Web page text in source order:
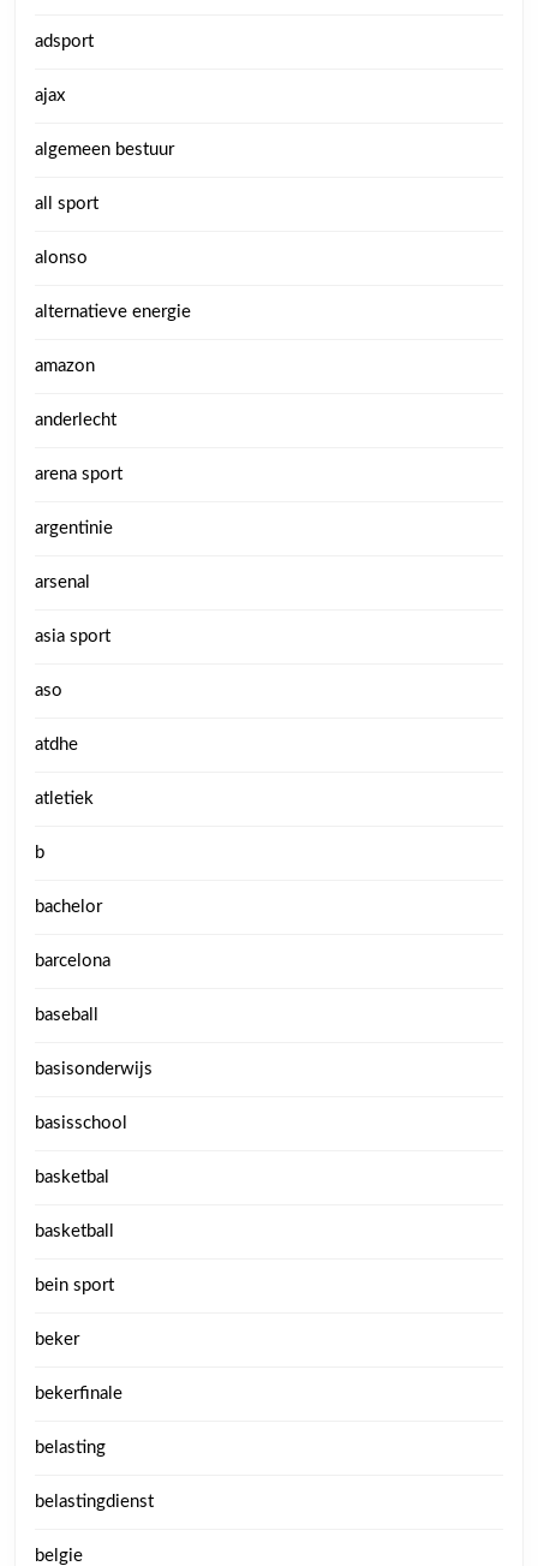
adsport
ajax
algemeen bestuur
all sport
alonso
alternatieve energie
amazon
anderlecht
arena sport
argentinie
arsenal
asia sport
aso
atdhe
atletiek
b
bachelor
barcelona
baseball
basisonderwijs
basisschool
basketbal
basketball
bein sport
beker
bekerfinale
belasting
belastingdienst
belgie